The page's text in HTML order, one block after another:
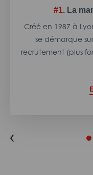
#1. La
Créé en 1987 à
se démarque
recrutement (plus